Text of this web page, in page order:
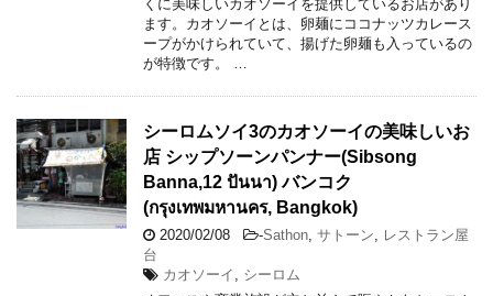
くに美味しいカオソーイを提供しているお店があり
ます。カオソーイとは、卵麺にココナッツカレース
ープがかけられていて、揚げた卵麺も入っているの
が特徴です。 …
シーロムソイ3のカオソーイの美味しいお
店 シップソーンパンナー(Sibsong
Banna,12 ปันนา) バンコク
(กรุงเทพมหานคร, Bangkok)
2020/02/08 -Sathon サトーン
レストラン屋
台
カオソーイ
シーロム